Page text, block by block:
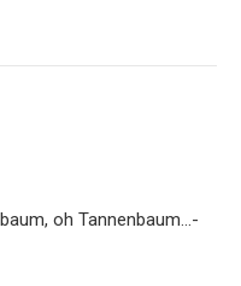
oh Tannenbaum…-